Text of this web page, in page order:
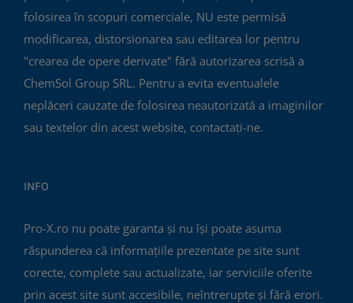
folosirea în scopuri comerciale, NU este permisă
modificarea, distorsionarea sau editarea lor pentru
"crearea de opere derivate" fără autorizarea scrisă a
ChemSol Group SRL. Pentru a evita eventualele
neplăceri cauzate de folosirea neautorizată a imaginilor
sau textelor din acest website, contactați-ne.
INFO
Pro-X.ro nu poate garanta și nu își poate asuma
răspunderea că informațiile prezentate pe site sunt
corecte, complete sau actualizate, iar serviciile oferite
prin acest site sunt accesibile, neîntrerupte și fără erori.